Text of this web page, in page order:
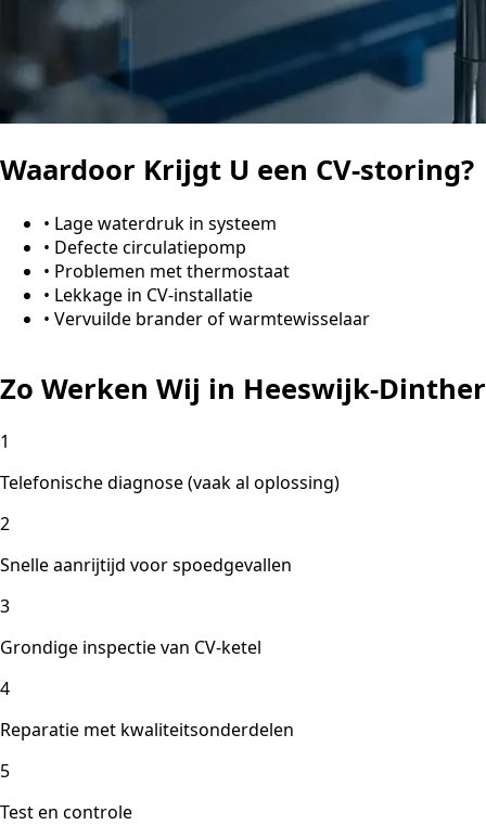
Waardoor Krijgt U een CV-storing?
• Lage waterdruk in systeem
• Defecte circulatiepomp
• Problemen met thermostaat
• Lekkage in CV-installatie
• Vervuilde brander of warmtewisselaar
Zo Werken Wij in Heeswijk-Dinther
1
Telefonische diagnose (vaak al oplossing)
2
Snelle aanrijtijd voor spoedgevallen
3
Grondige inspectie van CV-ketel
4
Reparatie met kwaliteitsonderdelen
5
Test en controle